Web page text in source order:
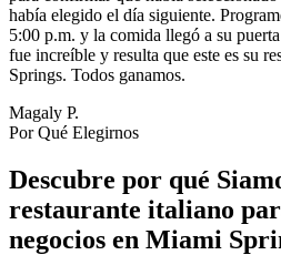
había elegido el día siguiente.
5:00 p.m. y la comida llegó a su
fue increíble y resulta que este es su
Springs. Todos ganamos.
Magaly P.
Por Qué Elegirnos
Descubre por qué
restaurante italiano
negocios en Miami